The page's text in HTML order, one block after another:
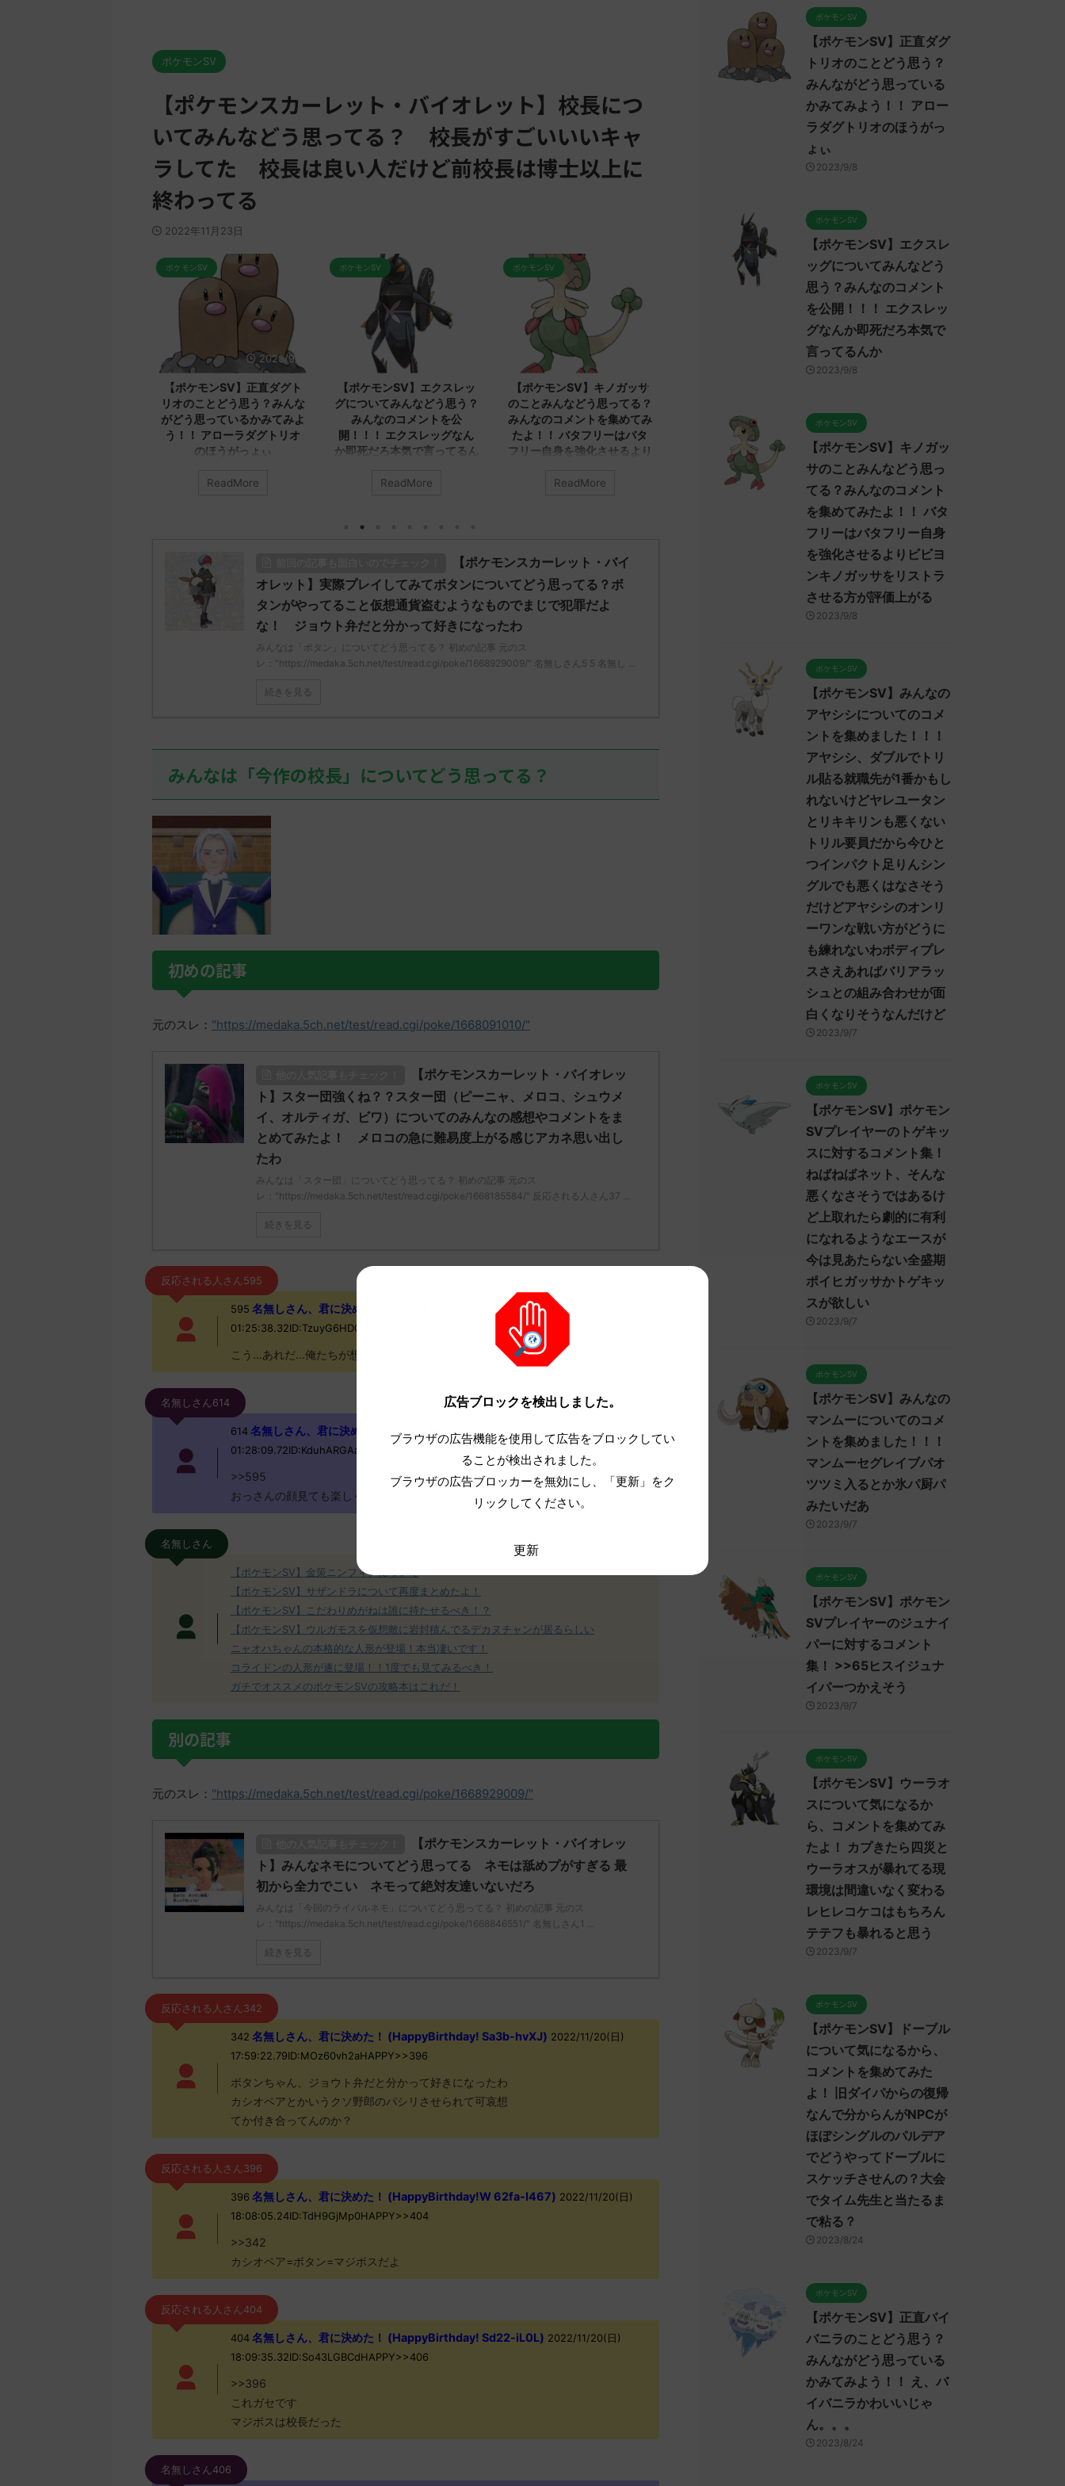
ポケモンSV
【ポケモンスカーレット・バイオレット】校長につ
いてみんなどう思ってる？ 校長がすごいいいキャ
ラしてた 校長は良い人だけど前校長は博士以上に
終わってる
2022年11月23日
ポケモンSV
2023/9/8
【ポケモンSV】エクスレッ
グについてみんなどう思う？
みんなのコメントを公
開！！！ エクスレッグなん
か即死だろ本気で言ってるん
みんなは「エクスレッグ」につい
無しさん0890 0890 名無しさん、
君に決めた！ (ﾜｯﾁｮｲW d56d-
NwUu) 2023/06/28(水)
01:07:00.69ID:oUI00NrJ0 エクス
レッグヘルムかっこいいから助か
る 名無しさん0971 0971 名無しさ
ん、君に決めた！ (ﾜｯﾁｮｲW b524-
ReadMore
ポケモンSV
【ポケモンSV】キノガッサ
のことみんなどう思ってる？
みんなのコメントを集めてみ
たよ！！ バタフリーはバタ
フリー自身を強化させるより
ラさせる方が評価上がる
/read.cgi/poke/1687575951/" 反
応される人さん0623 0623 名無し
さん、君に決めた！ (ｱｳｱｳｳｰ
Sa69-sI2x) 2023/06/27(火)
08:19:23.39ID:KfVqw9Gna 胞子を
覚え忘れたガッサさんあくびを覚
え忘れたラウドボーンさん (´・
ReadMore
ポケモンSV
【ポケモンSV】みんなのア
ヤシシについてのコメントを
集めました！！！ アヤシ
シ、ダブルでトリル貼る就職
先が1番かもしれないけどヤ
くないトリル要員だから今ひ
ディプレスさえあればバリア
ラッシュとの組み合わせが面
白くなりそうなんだけど
みんなは「アヤシシ」についてど
う思ってる？ 初めの記事 元のス
レ："https://medaka.5ch.net/test
/read.cgi/poke/1685459114/" 反応
て、アヤシシ様でアイキャンフラ
イして目の前が真っ暗になる人、
そこそこいるだろうな… 名無しさ
ReadMore
ポケモンSV
2023/9/7
するコメント集！ ねばねば
ネット、そんな悪くなさそう
ではあるけど上取れたら劇的
に有利になれるようなエース
が今は見あたらない全盛期ポ
イヒガッサかトゲキッスが欲
みんなは「トゲキッス」について
どう思ってる？ 初めの記事 元の
レ："https://medaka.5ch.net/test
/read.cgi/poke/1685459114/" 反応
される人さん0919 0919 名無しさ
23:53:19.96ID:X6LFL4hoM なんで
トゲキッスちゃんをパルデアに入
れてくんないの酷い 反応される人
さん0938 0938 名無しさん、君に
決めた！ (ｽﾌﾟｯｯ Sdbf-EFSw) ...
ReadMore
ポケモンSV
か氷パ厨パみたいだあ
みんなは「マンムー」についてど
う思ってる？ 初めの記事 元のス
/read.cgi/poke/1687361463/" 反
応される人さん0188 0188 名無し
さん、君に決めた！ (ﾜｯﾁｮｲW
10:46:08.94ID:HKBzC1hY0 マンム
ー内定たすかる 名無しさん0241
ReadMore
【ポケモンスカーレット・バイ
オレット】実際プレイしてみてボタンについてどう思ってる？ボ
タンがやってること仮想通貨盗むようなものでまじで犯罪だよ
な！ ジョウト弁だと分かって好きになったわ
みんなは「ボタン」についてどう思ってる？ 初めの記事 元のス
レ："https://medaka.5ch.net/test/read.cgi/poke/1668929009/" 名無しさん5 5 名無し ...
続きを見る
みんなは「今作の校長」についてどう思ってる？
初めの記事
元のスレ： "https://medaka.5ch.net/test/read.cgi/poke/1668091010/"
【ポケモンスカーレット・バイオレッ
ト】スター団強くね？？スター団（ピーニャ、メロコ、シュウメ
イ、オルティガ、ビワ）についてのみんなの感想やコメントをま
とめてみたよ！ メロコの急に難易度上がる感じアカネ思い出し
たわ
みんなは「スター団」についてどう思ってる？ 初めの記事 元のス
レ："https://medaka.5ch.net/test/read.cgi/poke/1668185584/" 反応される人さん37 ...
続きを見る
反応される人さん595
595 名無しさん、君に決めた！ (ﾜｯﾁｮｲ 6195-FYet)
2022/11/11(金)
01:25:38.32ID:TzuyG6HD0>>614
こう…あれだ…俺たちが想像していた以上に校長は出番あるな…
名無しさん614
614名無しさん、君に決めた！ (ｱｳｱｳｳｰ Sacd-L3e1)2022/11/11(金)
01:28:09.72ID:KduhARGAa
>>595
おっさんの顔見ても楽しくないからどうせなら熟女にしてほしかったね
名無しさん
【ポケモンSV】金策ニンフィアについて
【ポケモンSV】サザンドラについて再度まとめたよ！
【ポケモンSV】こだわりめがねは誰に持たせるべき！？
【ポケモンSV】ウルガモスを仮想敵に岩封積んでるデカヌチャンが居るらしい
ニャオハちゃんの本格的な人形が登場！本当凄いです！
コライドンの人形が遂に登場！！1度でも見てみるべき！
ガチでオススメのポケモンSVの攻略本はこれだ！
別の記事
元のスレ： "https://medaka.5ch.net/test/read.cgi/poke/1668929009/"
【ポケモンスカーレット・バイオレッ
ト】みんなネモについてどう思ってる ネモは舐めプがすぎる 最
初から全力でこい ネモって絶対友達いないだろ
みんなは「今回のライバルネモ」についてどう思ってる？ 初めの記事 元のス
レ："https://medaka.5ch.net/test/read.cgi/poke/1668846551/" 名無しさん1 ...
続きを見る
反応される人さん342
342 名無しさん、君に決めた！ (HappyBirthday! Sa3b-hvXJ) 2022/11/20(日)
17:59:22.79ID:MOz60vh2aHAPPY>>396
ボタンちゃん、ジョウト弁だと分かって好きになったわ
カシオペアとかいうクソ野郎のパシリさせられて可哀想
てか付き合ってんのか？
反応される人さん396
396 名無しさん、君に決めた！ (HappyBirthday!W 62fa-I467) 2022/11/20(日)
18:08:05.24ID:TdH9GjMp0HAPPY>>404
>>342
カシオペア=ボタン=マジボスだよ
反応される人さん404
404名無しさん、君に決めた！ (HappyBirthday! Sd22-iL0L) 2022/11/20(日)
18:09:35.32ID:So43LGBCdHAPPY>>406
>>396
これガセです
マジボスは校長だった
名無しさん406
ポケモンSV
【ポケモンSV】正直ダグ
トリオのことどう思う？
みんながどう思っている
かみてみよう！！ アロー
ラダグトリオのほうがっ
ょぃ
2023/9/8
ポケモンSV
【ポケモンSV】エクスレ
ッグについてみんなどう
思う？みんなのコメント
を公開！！！ エクスレッ
グなんか即死だろ本気で
言ってるんか
2023/9/8
ポケモンSV
【ポケモンSV】キノガッ
サのことみんなどう思っ
てる？みんなのコメント
を集めてみたよ！！ バタ
フリーはバタフリー自身
を強化させるよりビビヨ
ンキノガッサをリストラ
させる方が評価上がる
2023/9/8
ポケモンSV
【ポケモンSV】みんなの
アヤシシについてのコメ
ントを集めました！！！
アヤシシ、ダブルでトリ
ル貼る就職先が1番かもし
れないけどヤレユータン
とリキキリンも悪くない
トリル要員だから今ひと
つインパクト足りんシン
グルでも悪くはなさそう
だけどアヤシシのオンリ
ーワンな戦い方がどうに
も練れないわボディプレ
スさえあればバリアラッ
シュとの組み合わせが面
白くなりそうなんだけど
2023/9/7
ポケモンSV
【ポケモンSV】ポケモン
SVプレイヤーのトゲキッ
スに対するコメント集！
ねばねばネット、そんな
悪くなさそうではあるけ
ど上取れたら劇的に有利
になれるようなエースが
今は見あたらない全盛期
ポイヒガッサかトゲキッ
スが欲しい
2023/9/7
ポケモンSV
【ポケモンSV】みんなの
マンムーについてのコメ
ントを集めました！！！
マンムーセグレイブパオ
ツツミ入るとか氷パ厨パ
みたいだあ
2023/9/7
ポケモンSV
【ポケモンSV】ポケモン
SVプレイヤーのジュナイ
パーに対するコメント
集！ >>65ヒスイジュナ
イパーつかえそう
2023/9/7
ポケモンSV
【ポケモンSV】ウーラオ
スについて気になるか
ら、コメントを集めてみ
たよ！ カプきたら四災と
ウーラオスが暴れてる現
環境は間違いなく変わる
レヒレコケコはもちろん
テテフも暴れると思う
2023/9/7
ポケモンSV
【ポケモンSV】ドーブル
について気になるから、
コメントを集めてみた
よ！ 旧ダイパからの復帰
なんで分からんがNPCが
ほぼシングルのパルデア
でどうやってドーブルに
スケッチさせんの？大会
でタイム先生と当たるま
で粘る？
2023/8/24
ポケモンSV
【ポケモンSV】正直バイ
バニラのことどう思う？
みんながどう思っている
かみてみよう！！ え、バ
イバニラかわいいじゃ
ん。。。
2023/8/24
広告ブロックを検出しました。
ブラウザの広告機能を使用して広告をブロックしてい
ることが検出されました。
ブラウザの広告ブロッカーを無効にし、「更新」をク
リックしてください。
更新